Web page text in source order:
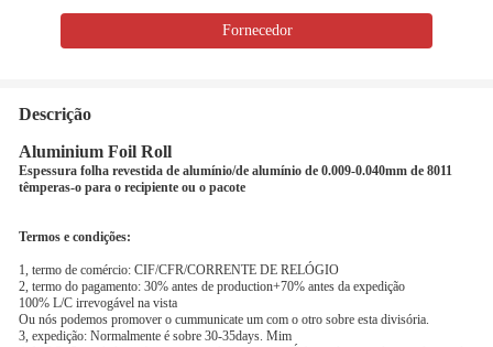
Fornecedor
Descrição
Aluminium Foil Roll
Espessura folha revestida de alumínio/de alumínio de 0.009-0.040mm de 8011
têmperas-o para o recipiente ou o pacote
Termos e condições:
1, termo de comércio: CIF/CFR/CORRENTE DE RELÓGIO
2, termo do pagamento: 30% antes de production+70% antes da expedição
100% L/C irrevogável na vista
Ou nós podemos promover o cummunicate um com o otro sobre esta divisória.
3, expedição: Normalmente é sobre 30-35days. Mim